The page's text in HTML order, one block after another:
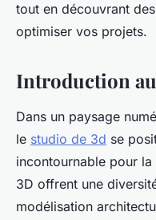
tout en découvrant
optimiser vos projets.
Introduction
Dans un paysage
le studio de 3d se
incontournable pour
3D offrent une
modélisation